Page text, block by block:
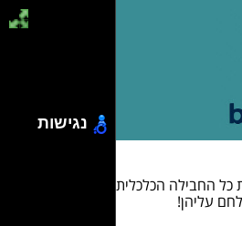
החבילה הכלכלית בזמן הגירושין?
נגישות